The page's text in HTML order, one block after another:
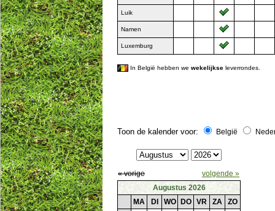
Luik
Namen
Luxemburg
In België hebben we wekelijkse leverrondes.
Toon de kalender voor: België
« vorige
volgende »
Augustus 2026
MA
DI WO DO VR ZA ZO